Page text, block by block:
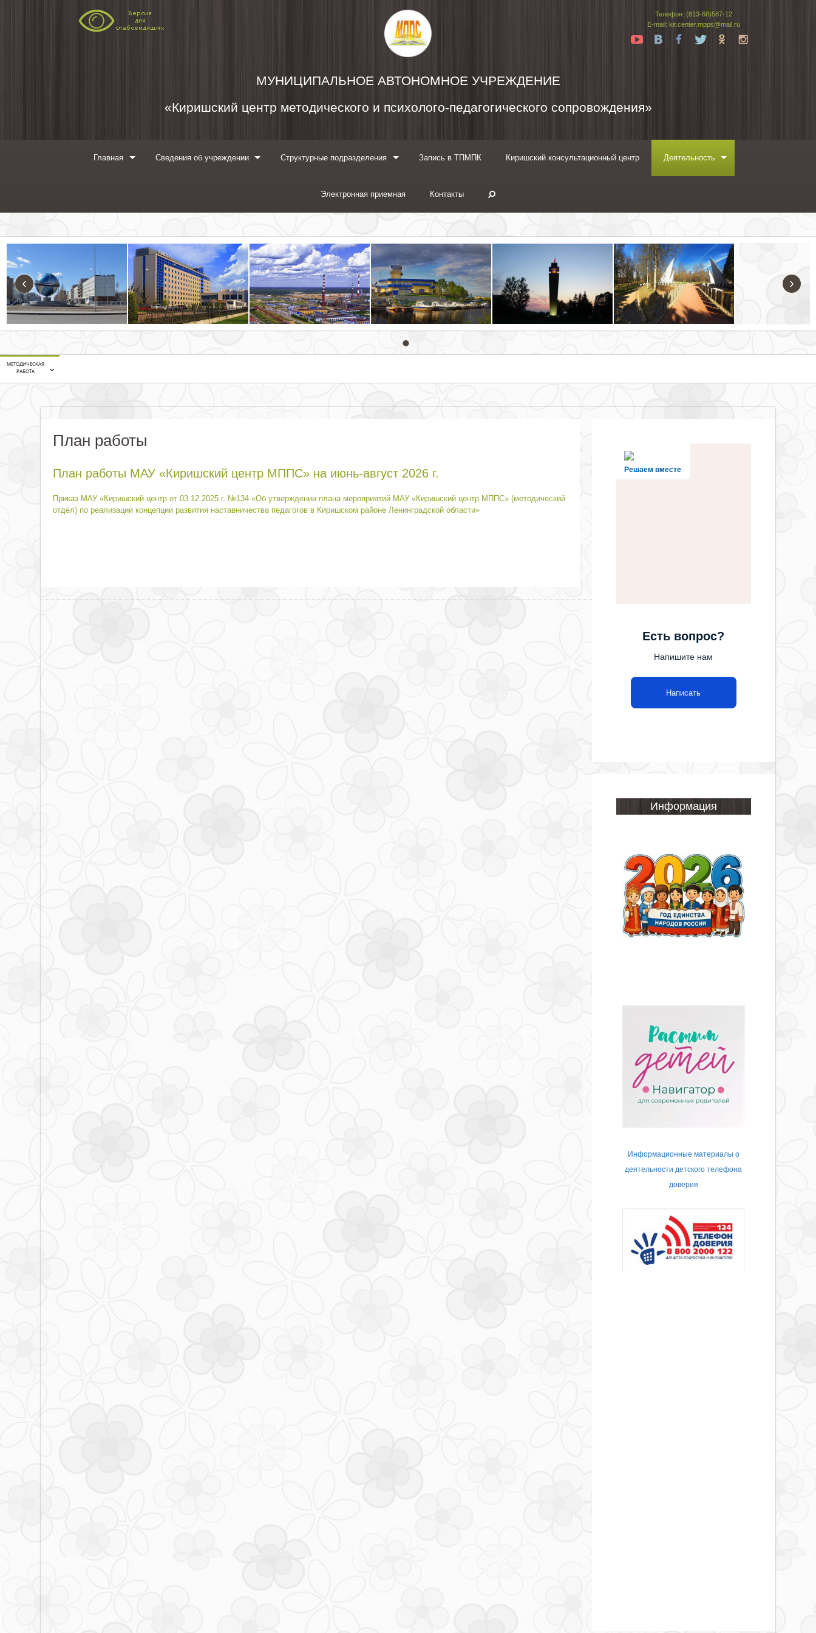
Телефон: (813-68)587-12
E-mail: kir.center.mpps@mail.ru
Yt
Tw
МУНИЦИПАЛЬНОЕ АВТОНОМНОЕ УЧРЕЖДЕНИЕ
«Киришский центр методического и психолого-педагогического сопровождения»
Главная Сведения об учреждении Структурные подразделения Запись в ТПМПК Киришский консультационный центр Деятельность
Электронная приемная Контакты
‹ ›
МЕТОДИЧЕСКАЯ
РАБОТА
План работы
План работы МАУ «Киришский центр МППС» на июнь-август 2026 г.
Приказ МАУ «Киришский центр от 03.12.2025 г. №134 «Об утверждении плана мероприятий МАУ «Киришский центр МППС» (методический
отдел) по реализации концепции развития наставничества педагогов в Киришском районе Ленинградской области»
Решаем вместе
Есть вопрос?
Напишите нам
Написать
Информация
Информационные материалы о
деятельности детского телефона
доверия